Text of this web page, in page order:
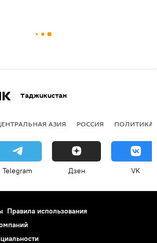
Таджикистан
АЗИЯ РОССИЯ ПОЛИТИКА
Telegram Дзен VK
Правила использования